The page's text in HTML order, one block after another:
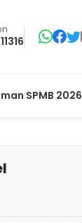
SPMB 2026